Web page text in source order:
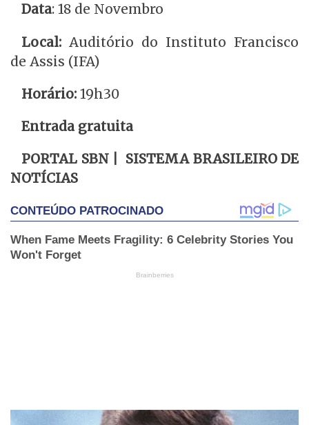
Data: 18 de Novembro
Local: Auditório do Instituto Francisco
de Assis (IFA)
Horário: 19h30
Entrada gratuita
PORTAL SBN | SISTEMA BRASILEIRO DE
NOTÍCIAS